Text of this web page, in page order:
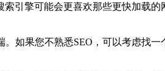
引擎可能会更喜欢那些更快加载
如果您不熟悉SEO，可以考虑找一